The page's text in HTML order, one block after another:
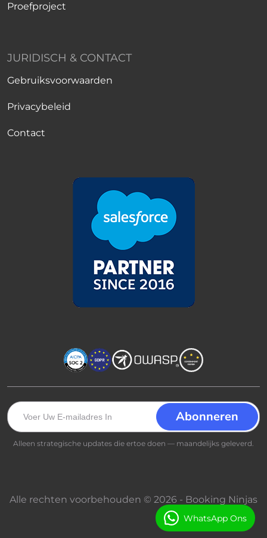
Proefproject
JURIDISCH & CONTACT
Gebruiksvoorwaarden
Privacybeleid
Contact
Alleen strategische updates die ertoe doen — maandelijks geleverd.
Alle rechten voorbehouden © 2026 - Booking Ninjas
WhatsApp Ons